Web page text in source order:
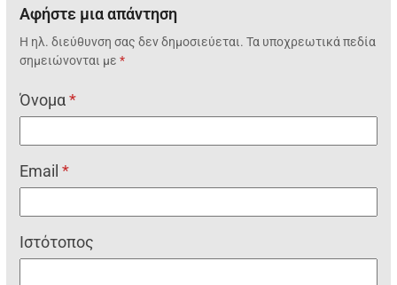
Αφήστε μια απάντηση
Η ηλ. διεύθυνση σας δεν δημοσιεύεται. Τα υποχρεωτικά πεδία
σημειώνονται με*
Όνομα*
Email*
Ιστότοπος